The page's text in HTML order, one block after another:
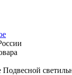
Подвесной